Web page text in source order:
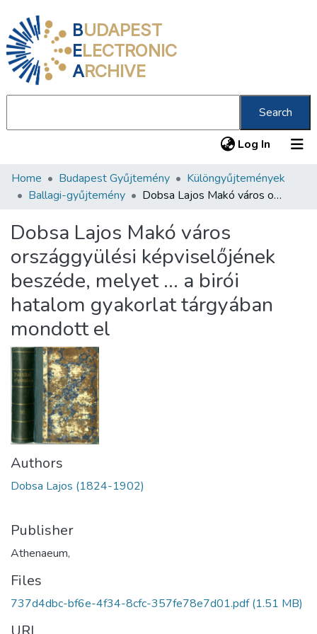
BUDAPEST
ELECTRONIC
ARCHIVE
Search
Log In (current)
Communities & Collections
Statistics
About us
Home Budapest Gyűjtemény
Különgyűjtemények
Ballagi-gyűjtemény
Dobsa Lajos Makó város országgyülési képviselőjének beszéde, melyet ... a birói hatalom gyakorlat tárgyában mondott el
Dobsa Lajos Makó város
országgyülési képviselőjének
beszéde, melyet ... a birói
hatalom gyakorlat tárgyában
mondott el
Authors
Dobsa Lajos (1824-1902)
Publisher
Athenaeum,
Files
737d4dbc-bf6e-4f34-8cfc-357fe78e7d01.pdf(1.51 MB)